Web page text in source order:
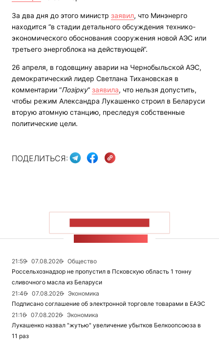
За два дня до этого министр заявил, что Минэнерго
находится “в стадии детального обсуждения технико-
экономического обоснования сооружения новой АЭС или
третьего энергоблока на действующей“.
26 апреля, в годовщину аварии на Чернобыльской АЭС,
демократический лидер Светлана Тихановская в
комментарии “Позірку“ заявила, что нельзя допустить,
чтобы режим Александра Лукашенко строил в Беларуси
вторую атомную станцию, преследуя собственные
политические цели.
ПОДЕЛИТЬСЯ:
21:59 07.08.2026
Общество
Россельхознадзор не пропустил в Псковскую область 1 тонну
сливочного масла из Беларуси
21:46
07.08.2026
Экономика
Подписано соглашение об электронной торговле товарами в ЕАЭС
21:16
07.08.2026
Экономика
Лукашенко назвал "жутью" увеличение убытков Белкоопсоюза в
11 раз